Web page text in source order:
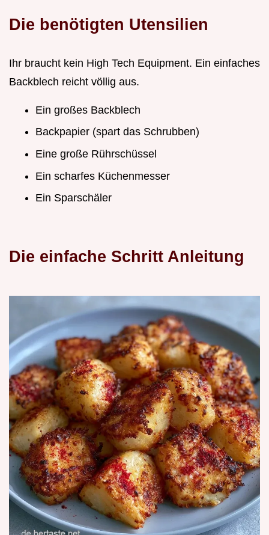
Die benötigten Utensilien
Ihr braucht kein High Tech Equipment. Ein einfaches
Backblech reicht völlig aus.
Ein großes Backblech
Backpapier (spart das Schrubben)
Eine große Rührschüssel
Ein scharfes Küchenmesser
Ein Sparschäler
Die einfache Schritt Anleitung